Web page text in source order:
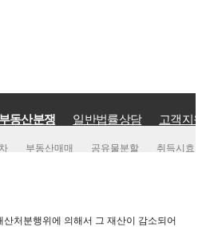
부동산분쟁 일반법률상담 고객지
부동산매매 공유물분할
취득시효
처분행위에 의해서 그 재산이 감소되어